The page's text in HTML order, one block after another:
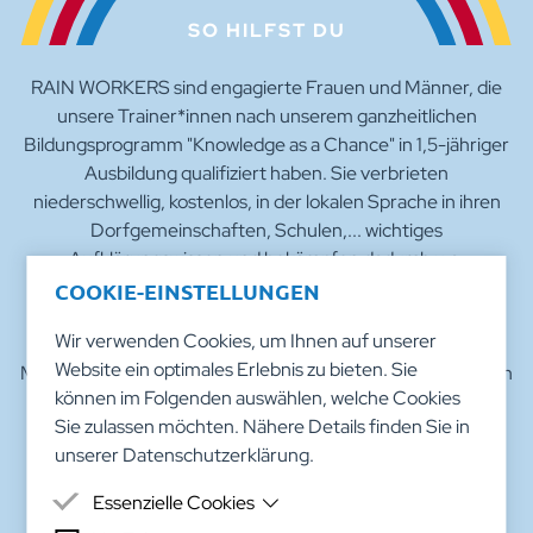
COOKIE-EINSTELLUNGEN
Wir verwenden Cookies, um Ihnen auf unserer
Website ein optimales Erlebnis zu bieten. Sie
können im Folgenden auswählen, welche Cookies
Sie zulassen möchten. Nähere Details finden Sie in
unsererDatenschutzerklärung.
Essenzielle Cookies
SO HILFST DU
RAIN WORKERS sind engagierte Frauen und Männer, die
unsere Trainer*innen nach unserem ganzheitlichen
Bildungsprogramm "Knowledge as a Chance" in 1,5-jähriger
Ausbildung qualifiziert haben. Sie verbrieten
niederschwellig, kostenlos, in der lokalen Sprache in ihren
Dorfgemeinschaften, Schulen,... wichtiges
Aufklärungswissen und bekämpfen dadurch u.a.
Teenagerschwangerschaften, weibliche
Schwangerschaften, Benachteiligung von Frauen und
Mädchen. Ihre Bildungsarbeit benötigen sie durchschnittlich
€ 30,- / Monat - da sind Honorar, Mobilität, Bewerbung
kostenloser Sensibilisierungen in Dörfern, "Sesselmieten"
enthalten. Deine RAIN WORKER-Pat*innenschaft
ermöglicht diese Arbeit, macht sie sicher und planbar!